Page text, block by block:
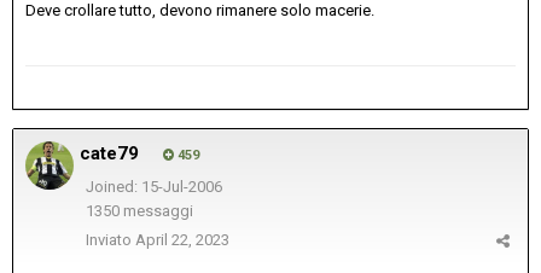
Deve crollare tutto, devono rimanere solo macerie.
cate79 459
Joined: 15-Jul-2006
1350 messaggi
Inviato April 22, 2023